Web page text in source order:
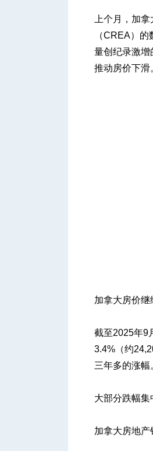
上个月，加
（CREA）
量创纪录激增
推动房价下滑
加拿大房价继
截至2025年9
3.4%（约
三年多的涨幅
大部分跌幅集
加拿大房地产